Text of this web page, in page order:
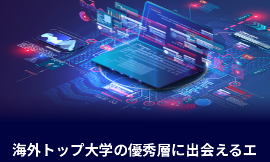
海外トップ大学の優秀層に出会えるエ